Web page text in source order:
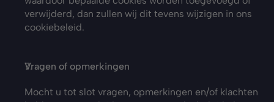
verwijderd, dan zullen wij dit tevens wijzigen in ons
cookiebeleid.
Vragen of opmerkingen
Mocht u tot slot vragen, opmerkingen en/of klachten